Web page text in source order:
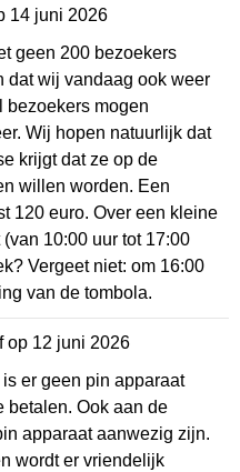
14 juni 2026
geen 200 bezoekers
dat wij vandaag ook weer
bezoekers mogen
Wij hopen natuurlijk dat
krijgt dat ze op de
willen worden. Een
120 euro. Over een kleine
10:00 uur tot 17:00
Vergeet niet: om 16:00
van de tombola.
op 12 juni 2026
er geen pin apparaat
betalen. Ook aan de
apparaat aanwezig zijn.
wordt er vriendelijk